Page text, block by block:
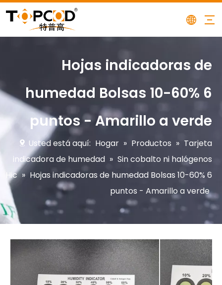
Hojas indicadoras de
humedad Bolsas 10-60% 6
puntos - Amarillo a verde
Usted está aquí: Hogar » Productos » Tarjeta
indicadora de humedad » Sin cobalto ni halógenos
Hic » Hojas indicadoras de humedad Bolsas 10-60% 6
puntos - Amarillo a verde